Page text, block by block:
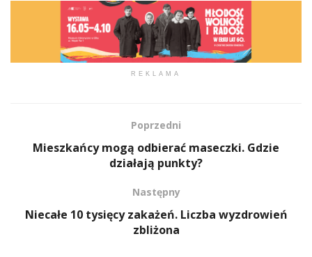
REKLAMA
Poprzedni
Mieszkańcy mogą odbierać maseczki. Gdzie
działają punkty?
Następny
Niecałe 10 tysięcy zakażeń. Liczba wyzdrowień
zbliżona